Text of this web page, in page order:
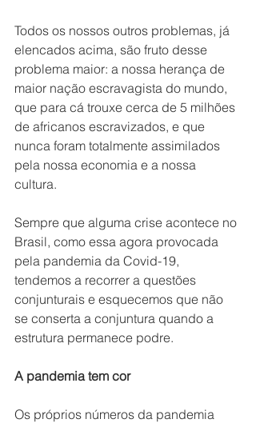
Todos os nossos outros problemas, já
elencados acima, são fruto desse
problema maior: a nossa herança de
maior nação escravagista do mundo,
que para cá trouxe cerca de 5 milhões
de africanos escravizados, e que
nunca foram totalmente assimilados
pela nossa economia e a nossa
cultura.
Sempre que alguma crise acontece no
Brasil, como essa agora provocada
pela pandemia da Covid-19,
tendemos a recorrer a questões
conjunturais e esquecemos que não
se conserta a conjuntura quando a
estrutura permanece podre.
A pandemia tem cor
Os próprios números da pandemia